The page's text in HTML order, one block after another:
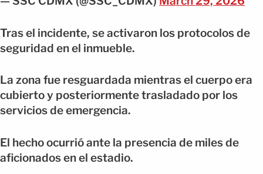
Tras el incidente, se activaron los protocolos de
seguridad en el inmueble.
La zona fue resguardada mientras el cuerpo era
cubierto y posteriormente trasladado por los
servicios de emergencia.
El hecho ocurrió ante la presencia de miles de
aficionados en el estadio.